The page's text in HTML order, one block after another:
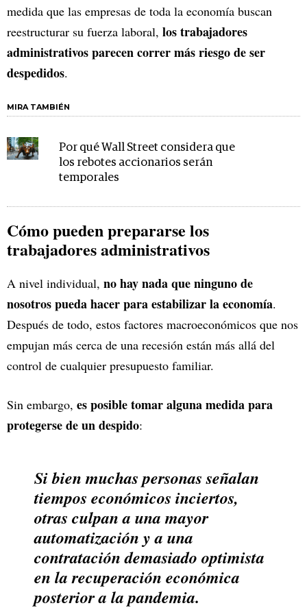
medida que las empresas de toda la economía buscan
reestructurar su fuerza laboral, los trabajadores
administrativos parecen correr más riesgo de ser
despedidos.
MIRA TAMBIÉN
Por qué Wall Street considera que
los rebotes accionarios serán
temporales
Cómo pueden prepararse los
trabajadores administrativos
A nivel individual, no hay nada que ninguno de
nosotros pueda hacer para estabilizar la economía.
Después de todo, estos factores macroeconómicos que nos
empujan más cerca de una recesión están más allá del
control de cualquier presupuesto familiar.
Sin embargo, es posible tomar alguna medida para
protegerse de un despido:
Si bien muchas personas señalan
tiempos económicos inciertos,
otras culpan a una mayor
automatización y a una
contratación demasiado optimista
en la recuperación económica
posterior a la pandemia.